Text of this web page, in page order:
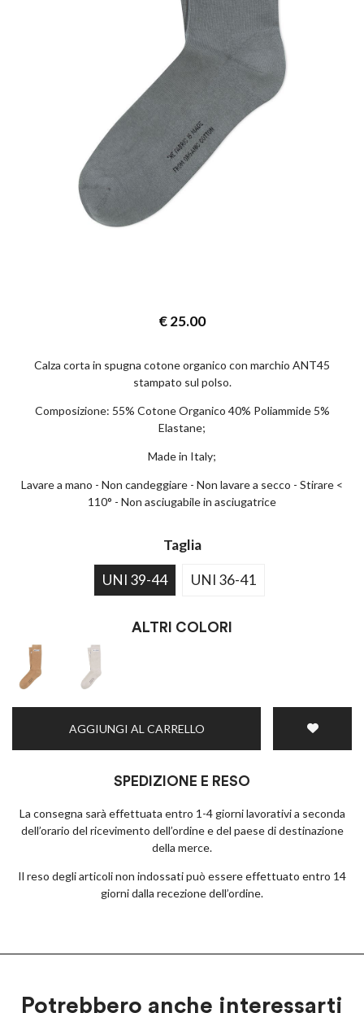
€25.00
Calza corta in spugna cotone organico con marchio ANT45
stampato sul polso.
Composizione: 55% Cotone Organico 40% Poliammide 5%
Elastane;
Made in Italy;
Lavare a mano - Non candeggiare - Non lavare a secco - Stirare <
110° - Non asciugabile in asciugatrice
Taglia
UNI 39-44 UNI 36-41
ALTRI COLORI
AGGIUNGI AL CARRELLO
SPEDIZIONE E RESO
La consegna sarà effettuata entro 1-4 giorni lavorativi a seconda
dell’orario del ricevimento dell’ordine e del paese di destinazione
della merce.
Il reso degli articoli non indossati può essere effettuato entro 14
giorni dalla recezione dell’ordine.
Potrebbero anche interessarti